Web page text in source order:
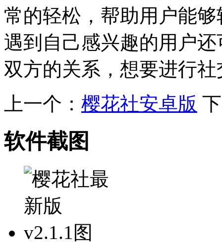
常的轻松，帮助用户能
遇到自己感兴趣的用户
双方的关系，想要进行
上一个： 樱花社安卓版
软件截图